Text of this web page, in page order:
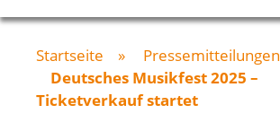
Startseite » Pressemitteilungen
Deutsches Musikfest 2025 –
Ticketverkauf startet